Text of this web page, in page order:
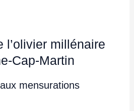
l’olivier millénaire
Cap-Martin
mensurations